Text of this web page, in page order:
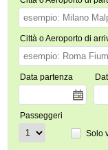
Città o Aeroporto di
Data partenza
Passeggeri
Solo